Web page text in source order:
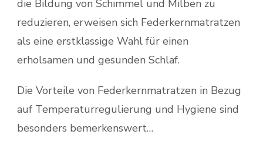
die Bildung von Schimmel und Milben zu
reduzieren, erweisen sich Federkernmatratzen
als eine erstklassige Wahl für einen
erholsamen und gesunden Schlaf.
Die Vorteile von Federkernmatratzen in Bezug
auf Temperaturregulierung und Hygiene sind
besonders bemerkenswert…